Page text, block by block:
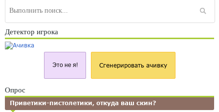
Детектор игрока
Это не я! Сгенерировать ачивку
Опрос
Приветики-пистолетики, откуда ваш скин?